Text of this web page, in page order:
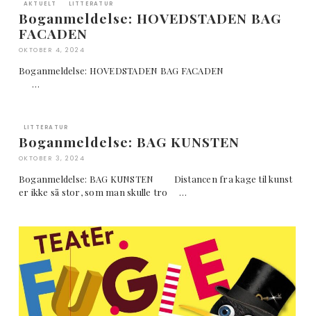
AKTUELT LITTERATUR
Boganmeldelse: HOVEDSTADEN BAG
FACADEN
OKTOBER 4, 2024
Boganmeldelse: HOVEDSTADEN BAG FACADEN
…
LITTERATUR
Boganmeldelse: BAG KUNSTEN
OKTOBER 3, 2024
Boganmeldelse: BAG KUNSTEN Distancen fra kage til kunst
er ikke så stor, som man skulle tro …